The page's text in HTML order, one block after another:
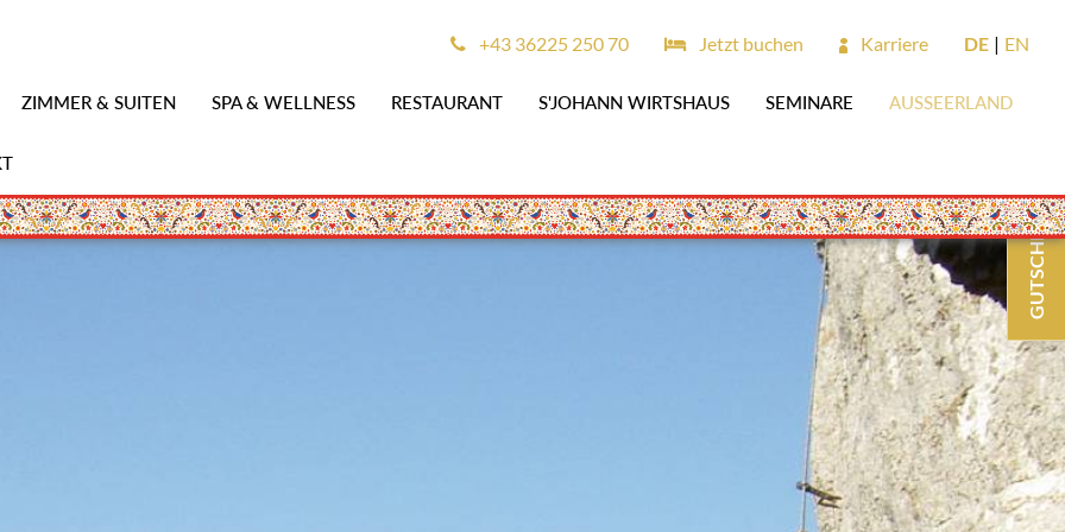
ZIMMER & SUITEN SPA & WELLNESS RESTAURANT S'JOHANN WIRTSHAUS SEMINARE AUSSEERLAND
+43 36225 250 70 Jetzt buchen Karriere DE EN
GUTSCHEINE